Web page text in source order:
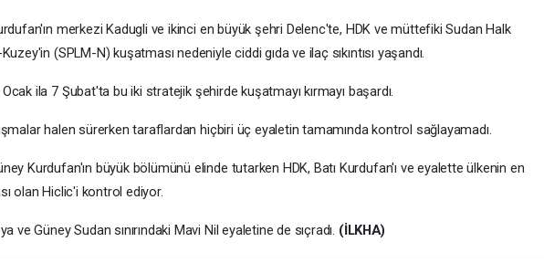
merkezi Kadugli ve ikinci en büyük şehri Delenc'te, HDK ve müttefiki Sudan Halk
(SPLM-N) kuşatması nedeniyle ciddi gıda ve ilaç sıkıntısı yaşandı.
ila 7 Şubat'ta bu iki stratejik şehirde kuşatmayı kırmayı başardı.
halen sürerken taraflardan hiçbiri üç eyaletin tamamında kontrol sağlayamadı.
Kurdufan'ın büyük bölümünü elinde tutarken HDK, Batı Kurdufan'ı ve eyalette ülkenin en
olan Hiclic'i kontrol ediyor.
ve Güney Sudan sınırındaki Mavi Nil eyaletine de sıçradı. (İLKHA)